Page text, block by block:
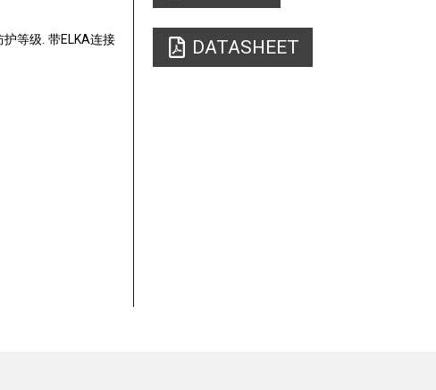
等级. 带ELKA连接
DATASHEET